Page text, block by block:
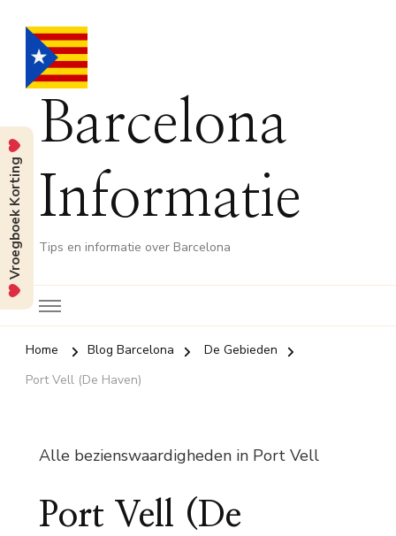
Barcelona
Informatie
Tips en informatie over Barcelona
Home Blog Barcelona
De Gebieden
Port Vell (De Haven)
Alle bezienswaardigheden in Port Vell
Port Vell (De
Vroegboek Korting